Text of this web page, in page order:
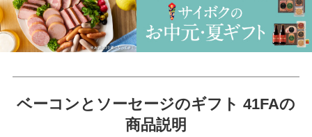
ベーコンとソーセージのギフト 41FAの
商品説明